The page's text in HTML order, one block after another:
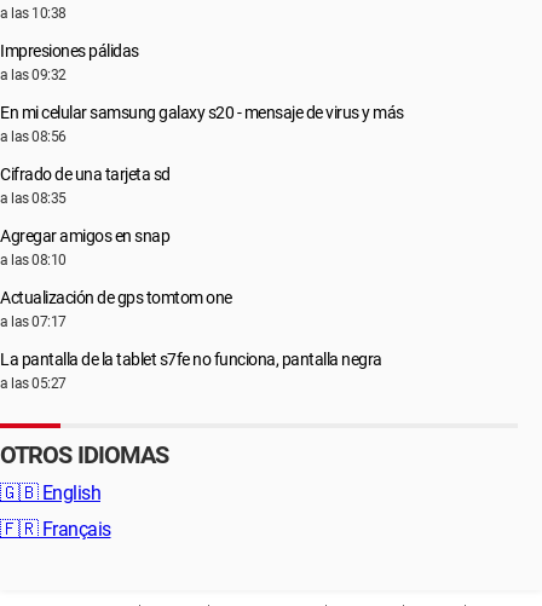
a las 10:38
Impresiones pálidas
a las 09:32
En mi celular samsung galaxy s20 - mensaje de virus y más
a las 08:56
Cifrado de una tarjeta sd
a las 08:35
Agregar amigos en snap
a las 08:10
Actualización de gps tomtom one
a las 07:17
La pantalla de la tablet s7fe no funciona, pantalla negra
a las 05:27
OTROS IDIOMAS
🇬🇧 English
🇫🇷 Français